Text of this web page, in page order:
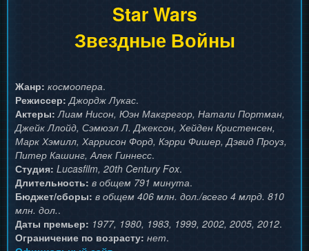
Star Wars
Звездные Войны
Жанр: космоопера.
Режиссер: Джордж Лукас.
Актеры: Лиам Нисон, Юэн Макгрегор, Натали Портман,
Джейк Ллойд, Сэмюэл Л. Джексон, Хейден Кристенсен,
Марк Хэмилл, Харрисон Форд, Кэрри Фишер, Дэвид Проуз,
Питер Кашинг, Алек Гиннесс.
Студия: Lucasfilm, 20th Century Fox.
Длительность: в общем 791 минута.
Бюджет/сборы: в общем 406 млн. дол./всего 4 млрд. 810
млн. дол..
Даты премьер: 1977, 1980, 1983, 1999, 2002, 2005, 2012.
Ограничение по возрасту: нет.